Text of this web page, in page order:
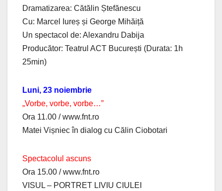
Dramatizarea: Cătălin Ștefănescu
Cu: Marcel Iureș și George Mihăiță
Un spectacol de: Alexandru Dabija
Producător: Teatrul ACT București (Durata: 1h
25min)
Luni, 23 noiembrie
„Vorbe, vorbe, vorbe…”
Ora 11.00 / www.fnt.ro
Matei Vișniec în dialog cu Călin Ciobotari
Spectacolul ascuns
Ora 15.00 / www.fnt.ro
VISUL – PORTRET LIVIU CIULEI